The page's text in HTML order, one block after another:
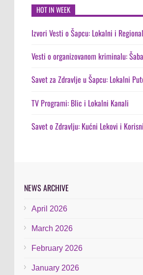
HOT IN WEEK
Izvori Vesti o Šapcu: Lokalni i
Vesti o organizovanom kriminalu:
Savet za Zdravlje u Šapcu: Lokalni
TV Programi: Blic i Lokalni Kanali
Savet o Zdravlju: Kućni Lekovi i
NEWS ARCHIVE
April 2026
March 2026
February 2026
January 2026